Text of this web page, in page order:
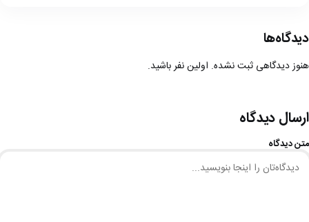
دیدگاه‌ها
هنوز دیدگاهی ثبت نشده. اولین نفر باشید.
ارسال دیدگاه
متن دیدگاه